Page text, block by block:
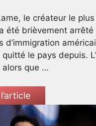
le créateur le
été brièvement arrêté
d’immigration
le pays depuis.
alors que …